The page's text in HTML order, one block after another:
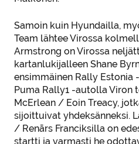
Samoin kuin Hyundailla,
Team lähtee Virossa
Armstrong on Virossa
kartanlukijalleen Shane
ensimmäinen Rally Estonia
Puma Rally1 -autolla Viron
McErlean / Eoin Treacy,
sijoittuivat yhdeksänneksi.
/ Renārs Franciksilla on
startti ja varmasti he